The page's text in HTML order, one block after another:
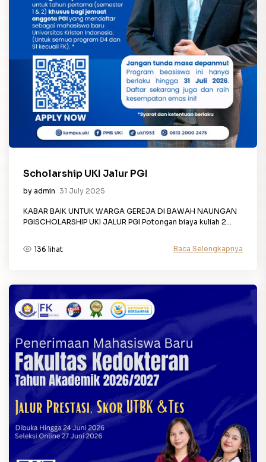
Scholarship UKI Jalur PGI
by admin 31 July 2025
KABAR BAIK UNTUK WARGA GEREJA DI BAWAH NAUNGAN
PGISCHOLARSHIP UKI JALUR PGI Potongan biaya kuliah 2...
136 lihat Baca Selengkapnya